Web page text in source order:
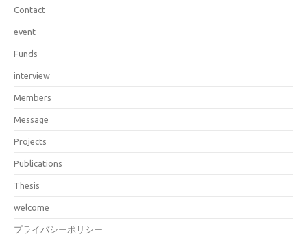
Contact
event
Funds
interview
Members
Message
Projects
Publications
Thesis
welcome
プライバシーポリシー